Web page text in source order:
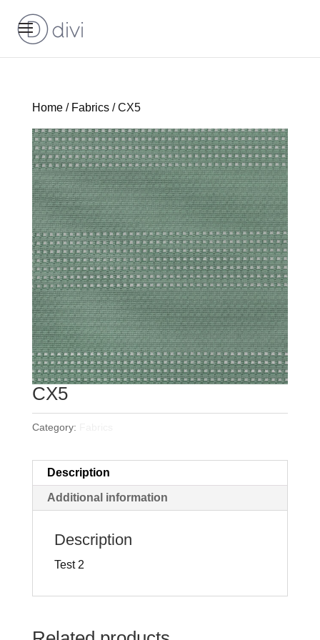
Home/ Fabrics/ CX5
CX5
Category:
Description
Additional information
Description
Test 2